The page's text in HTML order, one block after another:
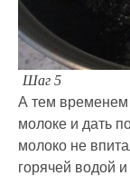
Шаг 5
А тем временем
молоке и дать
молоко не
горячей водой